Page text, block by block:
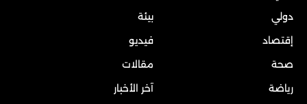
دولي
إقتصاد
صحة
رياضة
بيئة
فيديو
مقالات
آخر الأخبار